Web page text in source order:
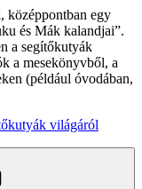
világáról